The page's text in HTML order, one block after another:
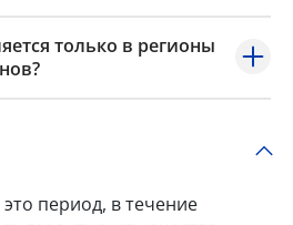
только в регионы
это период, в течение